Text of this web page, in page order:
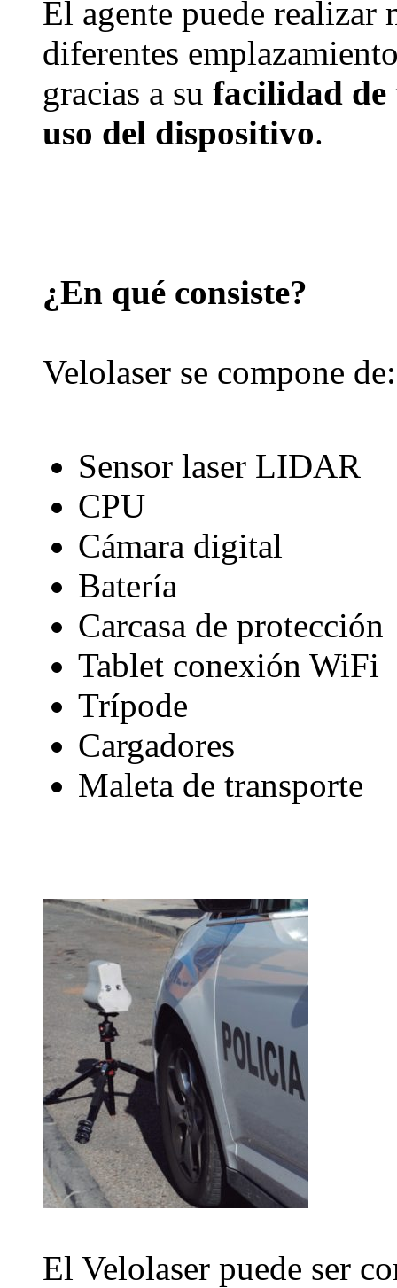
El agente puede realizar
diferentes
gracias a su facilidad de
uso del dispositivo.
¿En qué consiste?
Velolaser se compone de:
Sensor laser LIDAR
CPU
Cámara digital
Batería
Carcasa de protección
Tablet conexión WiFi
Trípode
Cargadores
Maleta de transporte
El Velolaser puede ser